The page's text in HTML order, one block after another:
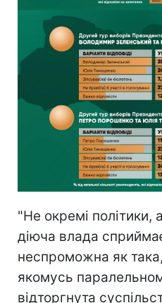
"Не окремі політики,
діюча влада
неспроможна як
якомусь
відторгнута